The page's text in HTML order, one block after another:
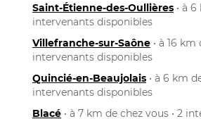
Saint-Étienne-des-Oullières • à
intervenants disponibles
Villefranche-sur-Saône • à 16 km
intervenants disponibles
Quincié-en-Beaujolais • à 6 km
intervenants disponibles
Blacé • à 7 km de chez vous • 2